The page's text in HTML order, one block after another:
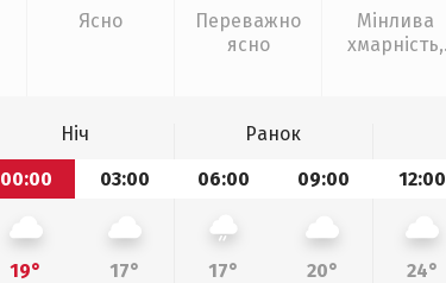
Ясно
Переважно
ясно
Мінлива
хмарність,
Ніч Ранок
00:00
03:00 06:00 09:00 12:00
19° 17° 17° 20° 24°